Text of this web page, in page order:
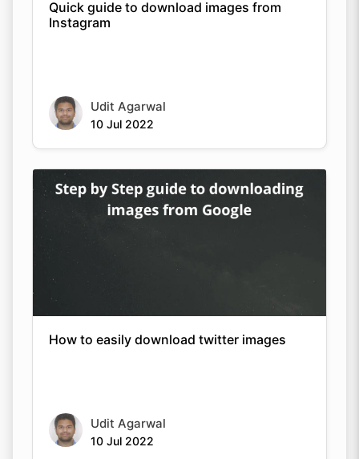
Quick guide to download images from
Instagram
Udit Agarwal
10 Jul 2022
How to easily download twitter images
Udit Agarwal
10 Jul 2022